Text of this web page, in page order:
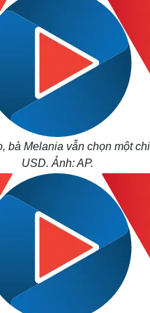
bà Melania vẫn chọn một
USD. Ảnh: AP.